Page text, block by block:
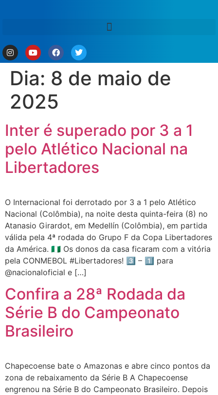
Dia: 8 de maio de
2025
Inter é superado por 3 a 1
pelo Atlético Nacional na
Libertadores
O Internacional foi derrotado por 3 a 1 pelo Atlético
Nacional (Colômbia), na noite desta quinta-feira (8) no
Atanasio Girardot, em Medellín (Colômbia), em partida
válida pela 4ª rodada do Grupo F da Copa Libertadores
da América. 🇳🇬 Os donos da casa ficaram com a vitória
pela CONMEBOL #Libertadores! 3⃣ – 1⃣ para
@nacionaloficial e […]
Confira a 28ª Rodada da
Série B do Campeonato
Brasileiro
Chapecoense bate o Amazonas e abre cinco pontos da
zona de rebaixamento da Série B A Chapecoense
engrenou na Série B do Campeonato Brasileiro. Depois